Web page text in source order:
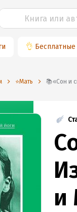
👌 Бесплатные
⭐️Мать
и